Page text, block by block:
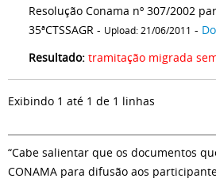
Resolução Conama nº 307/2002
35ªCTSSAGR - Upload: 21/06/2011 -
Resultado: tramitação migrada
Exibindo 1 até 1 de 1 linhas
“Cabe salientar que os documentos
CONAMA para difusão aos